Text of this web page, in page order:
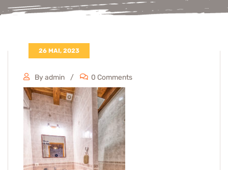
26 MAI, 2023
By admin 0 Comments